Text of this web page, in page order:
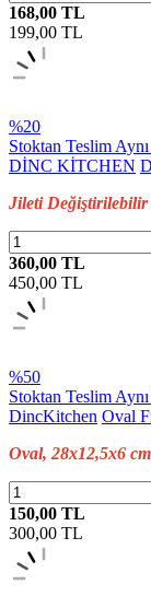
168,00 TL
199,00 TL
%20
Stoktan Teslim
DİNC KİTCHEN
Jileti Değiştirilebilir
360,00 TL
450,00 TL
%50
Stoktan Teslim
DincKitchen Oval
Oval, 28x12,5x6 cm
150,00 TL
300,00 TL